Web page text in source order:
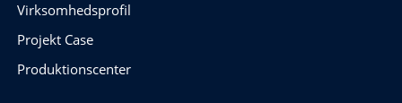
Virksomhedsprofil
Projekt Case
Produktionscenter